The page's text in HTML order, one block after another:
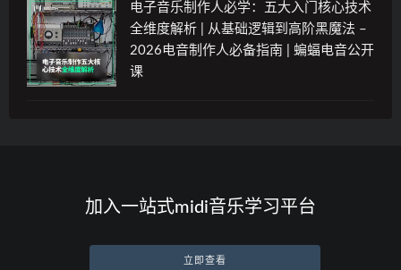
电子音乐制作人必学：五大入门核心技术
全维度解析 | 从基础逻辑到高阶黑魔法 –
2026电音制作人必备指南 | 蝙蝠电音公开
课
加入一站式midi音乐学习平台
立即查看